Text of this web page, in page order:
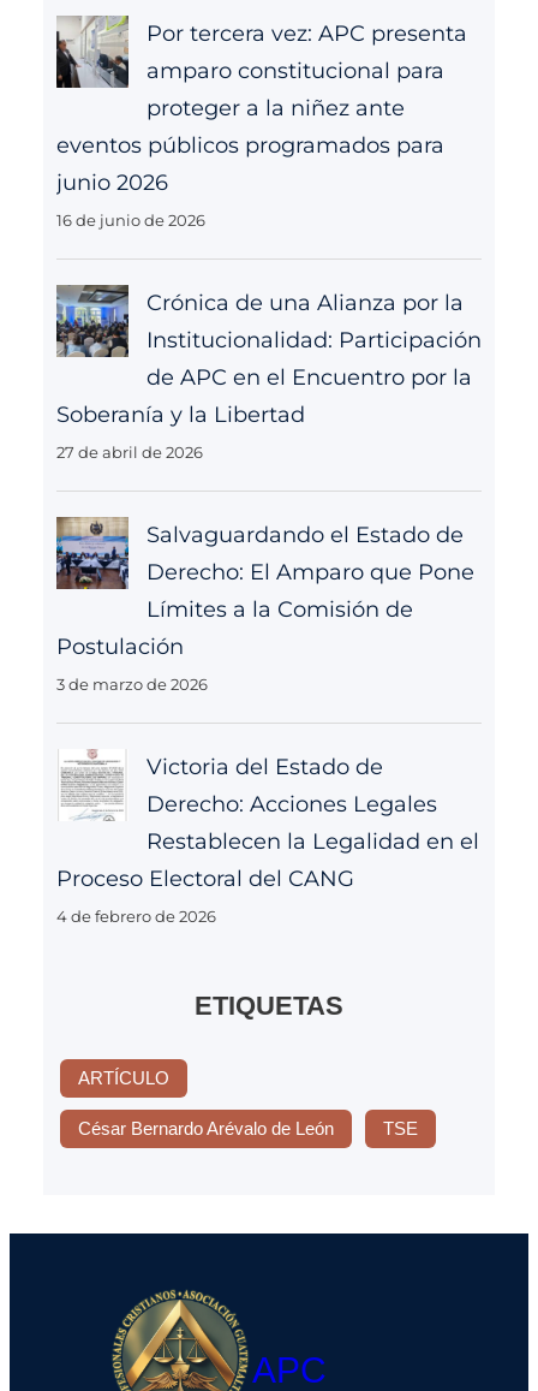
Por tercera vez: APC presenta
amparo constitucional para
proteger a la niñez ante
eventos públicos programados para
junio 2026
16 de junio de 2026
Crónica de una Alianza por la
Institucionalidad: Participación
de APC en el Encuentro por la
Soberanía y la Libertad
27 de abril de 2026
Salvaguardando el Estado de
Derecho: El Amparo que Pone
Límites a la Comisión de
Postulación
3 de marzo de 2026
Victoria del Estado de
Derecho: Acciones Legales
Restablecen la Legalidad en el
Proceso Electoral del CANG
4 de febrero de 2026
ETIQUETAS
ARTÍCULO
César Bernardo Arévalo de León TSE
APC